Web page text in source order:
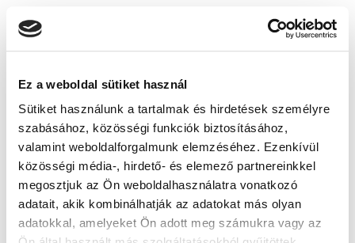
Ez a weboldal sütiket használ
Sütiket használunk a tartalmak és hirdetések személyre
szabásához, közösségi funkciók biztosításához,
valamint weboldalforgalmunk elemzéséhez. Ezenkívül
közösségi média-, hirdető- és elemező partnereinkkel
megosztjuk az Ön weboldalhasználatra vonatkozó
adatait, akik kombinálhatják az adatokat más olyan
adatokkal, amelyeket Ön adott meg számukra vagy az